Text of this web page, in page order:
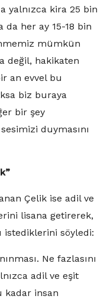
yalnızca kira 25 bin
her ay 15-18 bin
mümkün
değil, hakikaten
an evvel bu
biz buraya
bir şey
duymasını
Çelik ise adil ve
lisana getirerek,
istediklerini söyledi:
Ne fazlasını
adil ve eşit
kadar insan